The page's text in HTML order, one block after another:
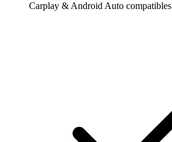
Carplay & Android Auto compatibles